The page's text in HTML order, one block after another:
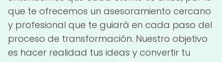
que te ofrecemos un asesoramiento cercano
y profesional que te guiará en cada paso del
proceso de transformación. Nuestro objetivo
es hacer realidad tus ideas y convertir tu